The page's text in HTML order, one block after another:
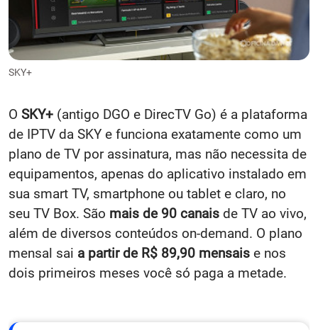
SKY+
O SKY+ (antigo DGO e DirecTV Go) é a plataforma
de IPTV da SKY e funciona exatamente como um
plano de TV por assinatura, mas não necessita de
equipamentos, apenas do aplicativo instalado em
sua smart TV, smartphone ou tablet e claro, no
seu TV Box. São mais de 90 canais de TV ao vivo,
além de diversos conteúdos on-demand. O plano
mensal sai a partir de R$ 89,90 mensais e nos
dois primeiros meses você só paga a metade.